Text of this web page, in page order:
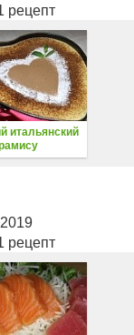
рецепт
итальянский
рецепт